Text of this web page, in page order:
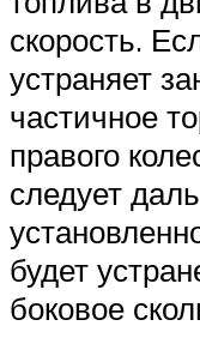
скорость.
устраняет
частичное
правого
следует
будет
боковое